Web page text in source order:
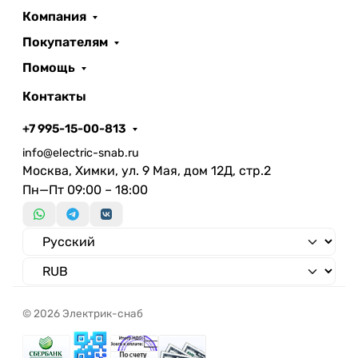
замкнутых (НЗ) контактов
Количество нормально
Количество переключающих
контактов
Компания
Покупателям
Помощь
Контакты
+7 995-15-00-813
info@electric-snab.ru
Москва, Химки, ул. 9 Мая, дом 12Д, стр.2
Пн—Пт 09:00 – 18:00
© 2026 Электрик-снаб